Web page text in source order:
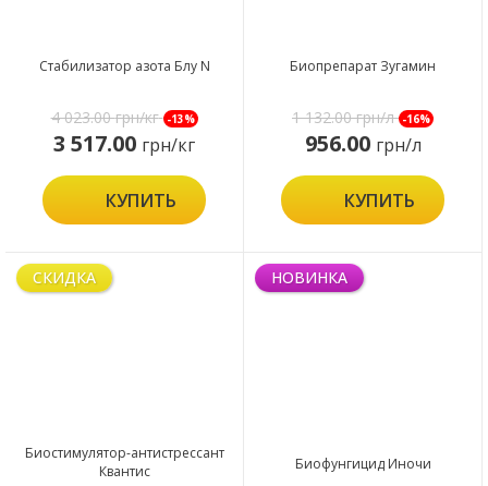
Стабилизатор азота Блу N
4 023.00грн/кг -13%
3 517.00 грн/кг
КУПИТЬ
Биопрепарат Зугамин
1 132.00грн/л -16%
956.00 грн/л
КУПИТЬ
СКИДКА
Биостимулятор-антистрессант
Квантис
НОВИНКА
Биофунгицид Иночи